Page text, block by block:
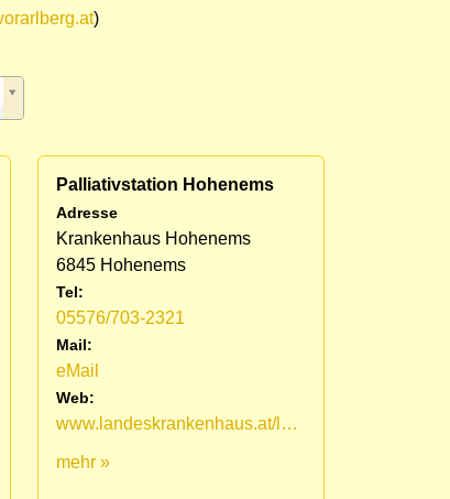
)
Palliativstation Hohenems
Adresse
Krankenhaus Hohenems
6845 Hohenems
Tel:
05576/703-2321
Mail:
eMail
Web:
www.landeskrankenhaus.at/leistungsangebot/fuer-patienten/medizinische-fachbereiche/lkh-hohenems/palliativstation
mehr »